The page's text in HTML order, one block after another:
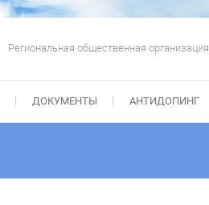
Региональная общественная организация
ДОКУМЕНТЫ АНТИДОПИНГ